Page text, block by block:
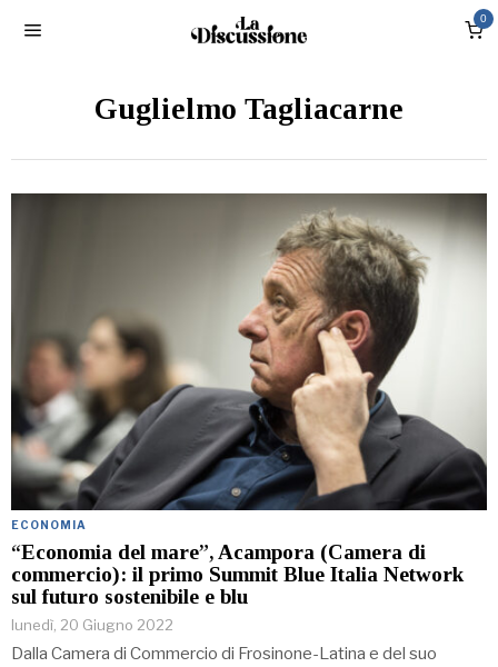
0
Guglielmo Tagliacarne
ECONOMIA
“Economia del mare”, Acampora (Camera di
commercio): il primo Summit Blue Italia Network
sul futuro sostenibile e blu
lunedì, 20 Giugno 2022
Dalla Camera di Commercio di Frosinone-Latina e del suo